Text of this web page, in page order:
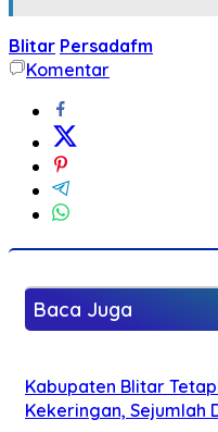
Blitar Persadafm
Komentar
Baca Juga
Kabupaten Blitar
Kekeringan, Sejumlah